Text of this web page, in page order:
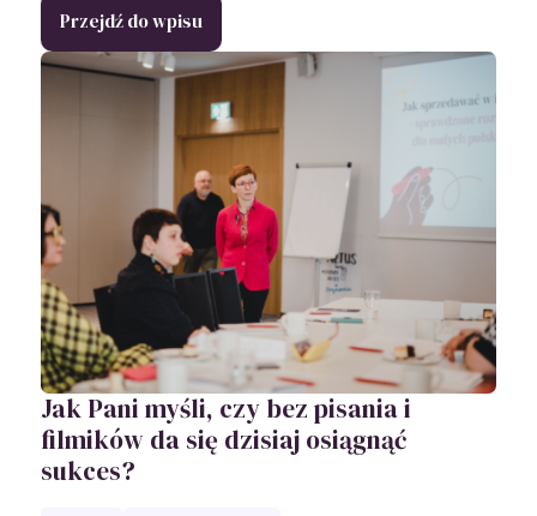
Przejdź do wpisu
Jak Pani myśli, czy bez pisania i
filmików da się dzisiaj osiągnąć
sukces?